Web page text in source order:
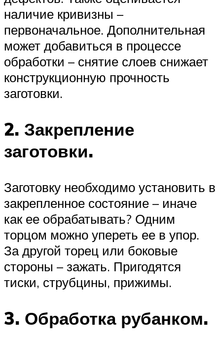
наличие кривизны –
первоначальное. Дополнительная
может добавиться в процессе
обработки – снятие слоев снижает
конструкционную прочность
заготовки.
2. Закрепление
заготовки.
Заготовку необходимо установить в
закрепленное состояние – иначе
как ее обрабатывать? Одним
торцом можно упереть ее в упор.
За другой торец или боковые
стороны – зажать. Пригодятся
тиски, струбцины, прижимы.
3. Обработка рубанком.